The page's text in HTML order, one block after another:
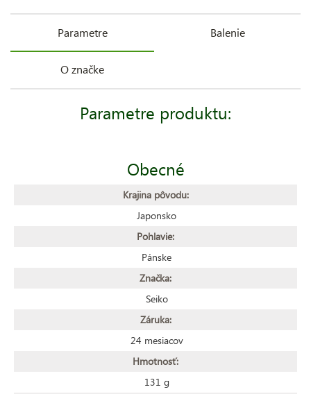
Parametre Balenie
O značke
Parametre produktu:
Obecné
Krajina pôvodu:
Japonsko
Pohlavie:
Pánske
Značka:
Seiko
Záruka:
24 mesiacov
Hmotnosť:
131 g